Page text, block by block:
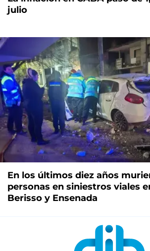
julio
En los últimos diez años
personas en siniestros viales
Berisso y Ensenada